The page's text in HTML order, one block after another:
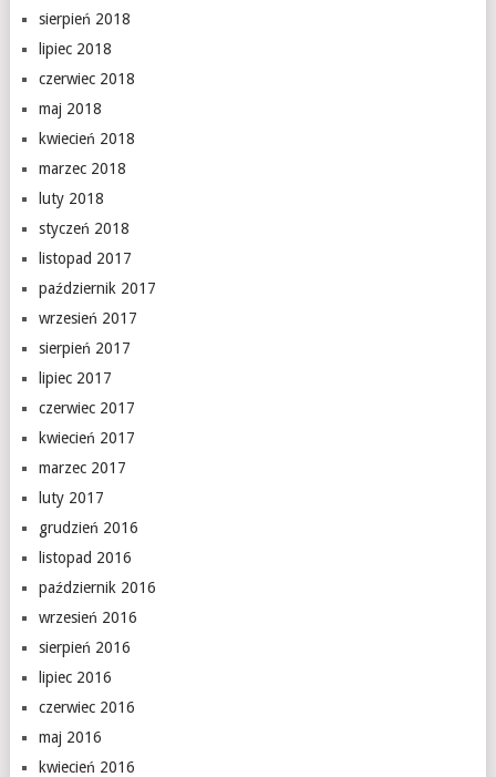
sierpień 2018
lipiec 2018
czerwiec 2018
maj 2018
kwiecień 2018
marzec 2018
luty 2018
styczeń 2018
listopad 2017
październik 2017
wrzesień 2017
sierpień 2017
lipiec 2017
czerwiec 2017
kwiecień 2017
marzec 2017
luty 2017
grudzień 2016
listopad 2016
październik 2016
wrzesień 2016
sierpień 2016
lipiec 2016
czerwiec 2016
maj 2016
kwiecień 2016